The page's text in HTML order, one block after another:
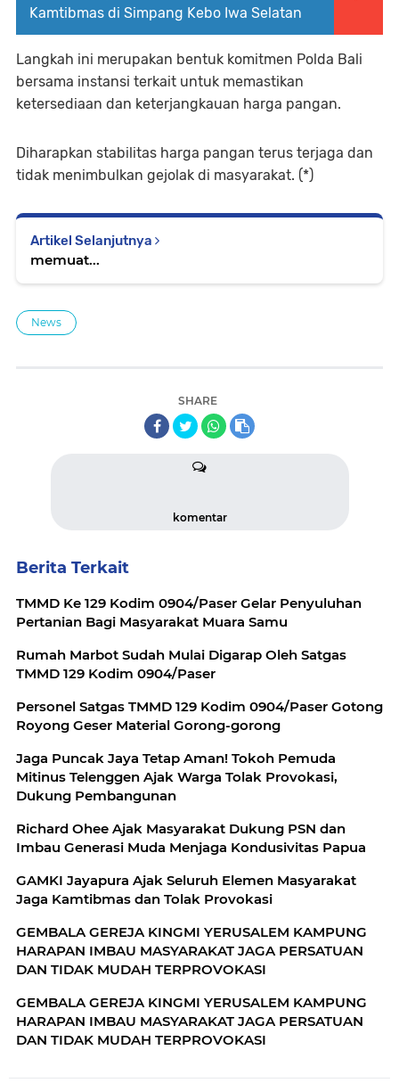
Kamtibmas di Simpang Kebo Iwa Selatan
Langkah ini merupakan bentuk komitmen Polda Bali
bersama instansi terkait untuk memastikan
ketersediaan dan keterjangkauan harga pangan.
Diharapkan stabilitas harga pangan terus terjaga dan
tidak menimbulkan gejolak di masyarakat. (*)
Artikel Selanjutnya
memuat...
News
SHARE
komentar
Berita Terkait
TMMD Ke 129 Kodim 0904/Paser Gelar Penyuluhan
Pertanian Bagi Masyarakat Muara Samu
Rumah Marbot Sudah Mulai Digarap Oleh Satgas
TMMD 129 Kodim 0904/Paser
Personel Satgas TMMD 129 Kodim 0904/Paser Gotong
Royong Geser Material Gorong-gorong
Jaga Puncak Jaya Tetap Aman! Tokoh Pemuda
Mitinus Telenggen Ajak Warga Tolak Provokasi,
Dukung Pembangunan
Richard Ohee Ajak Masyarakat Dukung PSN dan
Imbau Generasi Muda Menjaga Kondusivitas Papua
GAMKI Jayapura Ajak Seluruh Elemen Masyarakat
Jaga Kamtibmas dan Tolak Provokasi
GEMBALA GEREJA KINGMI YERUSALEM KAMPUNG
HARAPAN IMBAU MASYARAKAT JAGA PERSATUAN
DAN TIDAK MUDAH TERPROVOKASI
GEMBALA GEREJA KINGMI YERUSALEM KAMPUNG
HARAPAN IMBAU MASYARAKAT JAGA PERSATUAN
DAN TIDAK MUDAH TERPROVOKASI